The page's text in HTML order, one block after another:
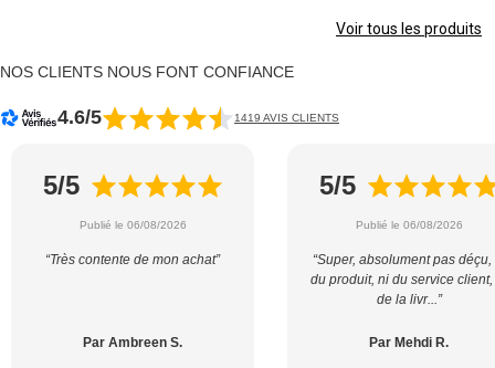
Voir tous les produits
NOS CLIENTS NOUS FONT CONFIANCE
4.6/5 1419 AVIS CLIENTS
5/5
Publié le 06/08/2026
“Très contente de mon achat”
Par Ambreen S.
5/5
Publié le 06/08/2026
“Super, absolument pas déçu,
du produit, ni du service
de la livr...”
Par Mehdi R.